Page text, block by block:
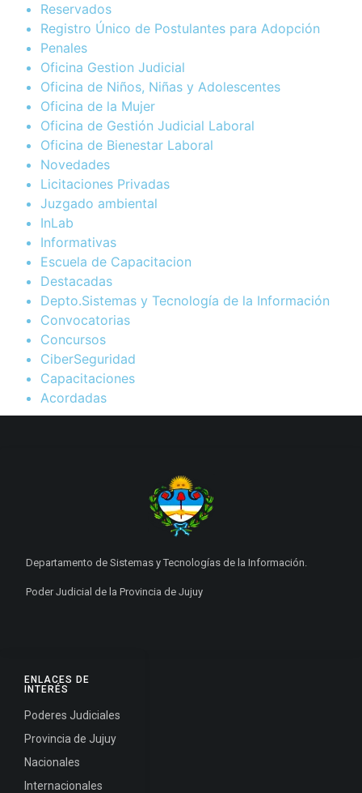
Reservados
Registro Único de Postulantes para Adopción
Penales
Oficina Gestion Judicial
Oficina de Niños, Niñas y Adolescentes
Oficina de la Mujer
Oficina de Gestión Judicial Laboral
Oficina de Bienestar Laboral
Novedades
Licitaciones Privadas
Juzgado ambiental
InLab
Informativas
Escuela de Capacitacion
Destacadas
Depto.Sistemas y Tecnología de la Información
Convocatorias
Concursos
CiberSeguridad
Capacitaciones
Acordadas
ENLACES DE
INTERÉS
Poderes Judiciales
Provincia de Jujuy
Nacionales
Internacionales
Departamento de Sistemas y Tecnologías de la Información.
Poder Judicial de la Provincia de Jujuy